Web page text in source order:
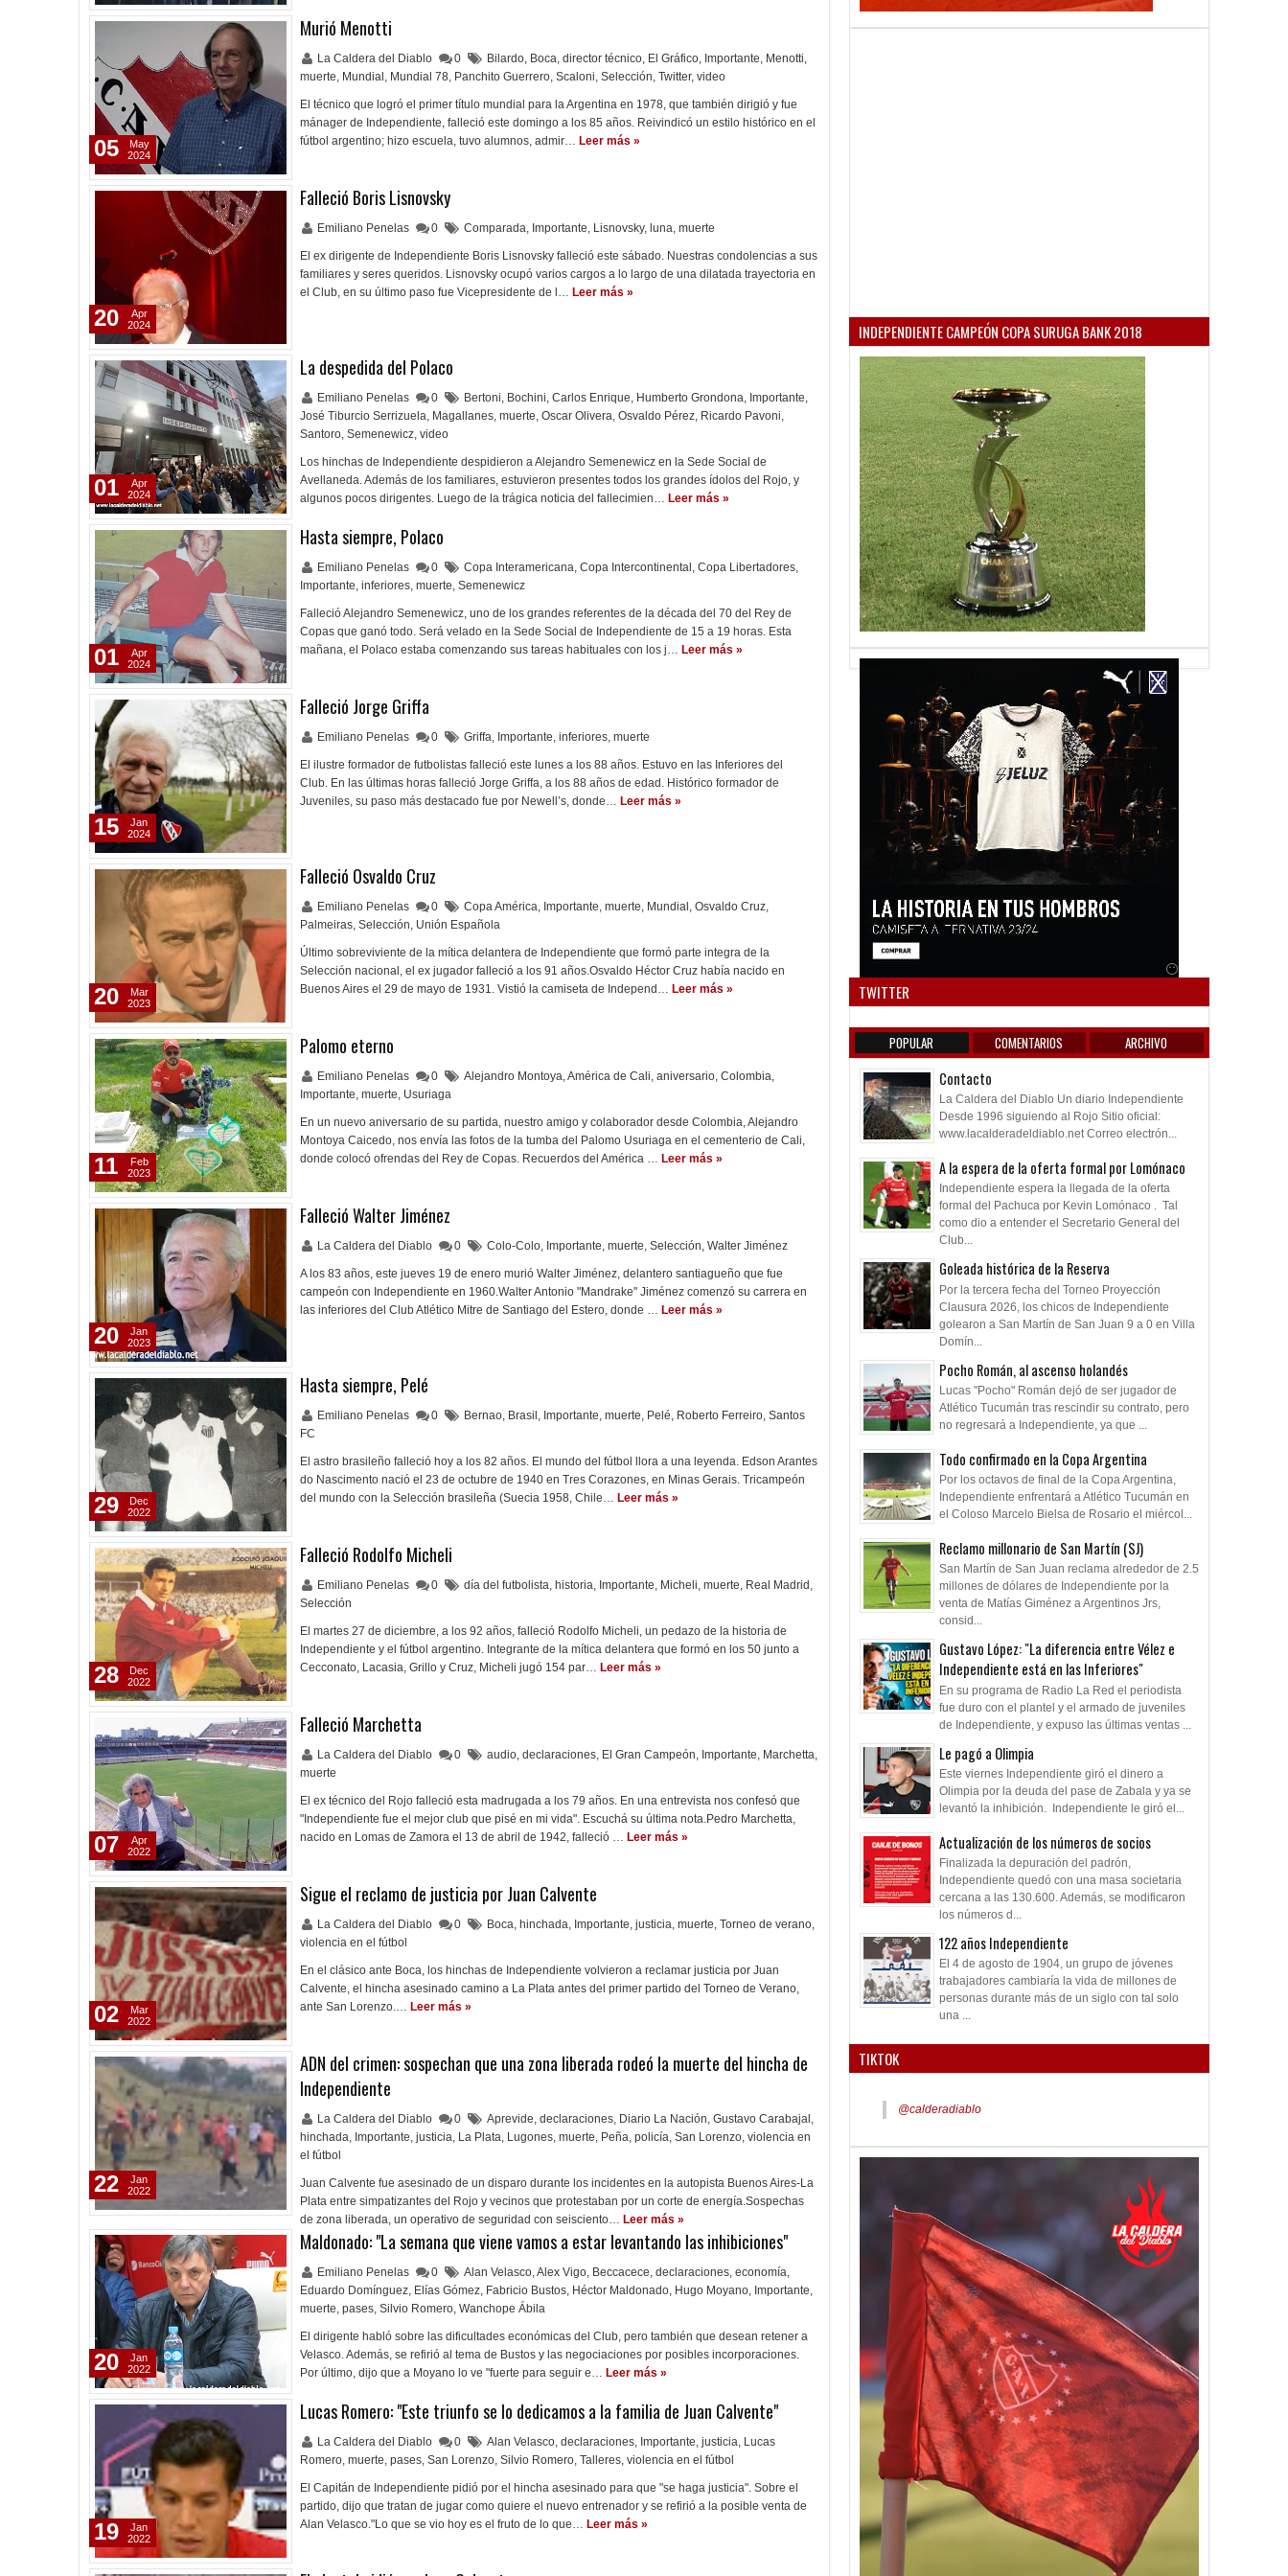
Murió Menotti
La Caldera del Diablo 0 Bilardo, Boca, director técnico, El Gráfico, Importante, Menotti,
muerte, Mundial , Mundial 78, Panchito Guerrero, Scaloni, Selección, Twitter, video
El técnico que logró el primer título mundial para la Argentina en 1978, que también dirigió y fue
mánager de Independiente, falleció este domingo a los 85 años. Reivindicó un estilo histórico en el
fútbol argentino; hizo escuela, tuvo alumnos, admir… Leer más »
05
May
2024
Falleció Boris Lisnovsky
Emiliano Penelas 0 Comparada, Importante, Lisnovsky, luna, muerte
El ex dirigente de Independiente Boris Lisnovsky falleció este sábado. Nuestras condolencias a sus
familiares y seres queridos. Lisnovsky ocupó varios cargos a lo largo de una dilatada trayectoria en
el Club, en su último paso fue Vicepresidente de l… Leer más »
20
Apr
2024
La despedida del Polaco
Emiliano Penelas 0 Bertoni, Bochini, Carlos Enrique, Humberto Grondona, Importante,
José Tiburcio Serrizuela, Magallanes, muerte, Oscar Olivera, Osvaldo Pérez, Ricardo Pavoni,
Santoro, Semenewicz, video
Los hinchas de Independiente despidieron a Alejandro Semenewicz en la Sede Social de
Avellaneda. Además de los familiares, estuvieron presentes todos los grandes ídolos del Rojo, y
algunos pocos dirigentes. Luego de la trágica noticia del fallecimien… Leer más »
01
Apr
2024
Hasta siempre, Polaco
Emiliano Penelas 0 Copa Interamericana, Copa Intercontinental , Copa Libertadores,
Importante, inferiores, muerte, Semenewicz
Falleció Alejandro Semenewicz, uno de los grandes referentes de la década del 70 del Rey de
Copas que ganó todo. Será velado en la Sede Social de Independiente de 15 a 19 horas. Esta
mañana, el Polaco estaba comenzando sus tareas habituales con los j… Leer más »
01
Apr
2024
Falleció Jorge Griffa
Emiliano Penelas 0 Griffa, Importante, inferiores, muerte
El ilustre formador de futbolistas falleció este lunes a los 88 años. Estuvo en las Inferiores del
Club. En las últimas horas falleció Jorge Griffa, a los 88 años de edad. Histórico formador de
Juveniles, su paso más destacado fue por Newell’s, donde… Leer más »
15
Jan
2024
Falleció Osvaldo Cruz
Emiliano Penelas 0 Copa América, Importante, muerte, Mundial , Osvaldo Cruz,
Palmeiras, Selección, Unión Española
Último sobreviviente de la mítica delantera de Independiente que formó parte integra de la
Selección nacional, el ex jugador falleció a los 91 años.Osvaldo Héctor Cruz había nacido en
Buenos Aires el 29 de mayo de 1931. Vistió la camiseta de Independ… Leer más »
20
Mar
2023
Palomo eterno
Emiliano Penelas 0 Alejandro Montoya,América de Cali, aniversario, Colombia,
Importante, muerte, Usuriaga
En un nuevo aniversario de su partida, nuestro amigo y colaborador desde Colombia, Alejandro
Montoya Caicedo, nos envía las fotos de la tumba del Palomo Usuriaga en el cementerio de Cali,
donde colocó ofrendas del Rey de Copas. Recuerdos del América … Leer más »
11
Feb
2023
Falleció Walter Jiménez
La Caldera del Diablo 0 Colo-Colo, Importante, muerte, Selección, Walter Jiménez
A los 83 años, este jueves 19 de enero murió Walter Jiménez, delantero santiagueño que fue
campeón con Independiente en 1960.Walter Antonio "Mandrake" Jiménez comenzó su carrera en
las inferiores del Club Atlético Mitre de Santiago del Estero, donde … Leer más »
20
Jan
2023
Hasta siempre, Pelé
Emiliano Penelas 0 Bernao, Brasil , Importante, muerte, Pelé, Roberto Ferreiro, Santos
FC
El astro brasileño falleció hoy a los 82 años. El mundo del fútbol llora a una leyenda. Edson Arantes
do Nascimento nació el 23 de octubre de 1940 en Tres Corazones, en Minas Gerais. Tricampeón
del mundo con la Selección brasileña (Suecia 1958, Chile… Leer más »
29
Dec
2022
Falleció Rodolfo Micheli
Emiliano Penelas 0 día del futbolista, historia, Importante, Micheli, muerte, Real Madrid ,
Selección
El martes 27 de diciembre, a los 92 años, falleció Rodolfo Micheli, un pedazo de la historia de
Independiente y el fútbol argentino. Integrante de la mítica delantera que formó en los 50 junto a
Cecconato, Lacasia, Grillo y Cruz, Micheli jugó 154 par… Leer más »
28
Dec
2022
Falleció Marchetta
La Caldera del Diablo 0 audio, declaraciones, El Gran Campeón, Importante, Marchetta,
muerte
El ex técnico del Rojo falleció esta madrugada a los 79 años. En una entrevista nos confesó que
"Independiente fue el mejor club que pisé en mi vida". Escuchá su última nota.Pedro Marchetta,
nacido en Lomas de Zamora el 13 de abril de 1942, falleció … Leer más »
07
Apr
2022
Sigue el reclamo de justicia por Juan Calvente
La Caldera del Diablo 0 Boca, hinchada, Importante, justicia, muerte, Torneo de verano,
violencia en el fútbol
En el clásico ante Boca, los hinchas de Independiente volvieron a reclamar justicia por Juan
Calvente, el hincha asesinado camino a La Plata antes del primer partido del Torneo de Verano,
ante San Lorenzo.… Leer más »
02
Mar
2022
ADN del crimen: sospechan que una zona liberada rodeó la muerte del hincha de
Independiente
La Caldera del Diablo 0 Aprevide, declaraciones, Diario La Nación, Gustavo Carabajal ,
hinchada, Importante, justicia, La Plata, Lugones, muerte, Peña, policía, San Lorenzo, violencia en
el fútbol
Juan Calvente fue asesinado de un disparo durante los incidentes en la autopista Buenos Aires-La
Plata entre simpatizantes del Rojo y vecinos que protestaban por un corte de energía.Sospechas
de zona liberada, un operativo de seguridad con seisciento… Leer más »
22
Jan
2022
Maldonado: "La semana que viene vamos a estar levantando las inhibiciones"
Emiliano Penelas 0 Alan Velasco,Alex Vigo, Beccacece, declaraciones, economía,
Eduardo Domínguez, Elías Gómez, Fabricio Bustos, Héctor Maldonado, Hugo Moyano, Importante,
muerte, pases, Silvio Romero, Wanchope Ábila
El dirigente habló sobre las dificultades económicas del Club, pero también que desean retener a
Velasco. Además, se refirió al tema de Bustos y las negociaciones por posibles incorporaciones.
Por último, dijo que a Moyano lo ve "fuerte para seguir e… Leer más »
20
Jan
2022
Lucas Romero: "Este triunfo se lo dedicamos a la familia de Juan Calvente"
La Caldera del Diablo 0 Alan Velasco, declaraciones, Importante, justicia, Lucas
Romero, muerte, pases, San Lorenzo, Silvio Romero, Talleres, violencia en el fútbol
El Capitán de Independiente pidió por el hincha asesinado para que "se haga justicia". Sobre el
partido, dijo que tratan de jugar como quiere el nuevo entrenador y se refirió a la posible venta de
Alan Velasco."Lo que se vio hoy es el fruto de lo que… Leer más »
19
Jan
2022
INDEPENDIENTE CAMPEÓN COPA SURUGA BANK 2018
TWITTER
POPULAR COMENTARIOS ARCHIVO
Contacto
La Caldera del Diablo Un diario Independiente
Desde 1996 siguiendo al Rojo Sitio oficial:
www.lacalderadeldiablo.net Correo electrón...
A la espera de la oferta formal por Lomónaco
Independiente espera la llegada de la oferta
formal del Pachuca por Kevin Lomónaco . Tal
como dio a entender el Secretario General del
Club...
Goleada histórica de la Reserva
Por la tercera fecha del Torneo Proyección
Clausura 2026, los chicos de Independiente
golearon a San Martín de San Juan 9 a 0 en Villa
Domín...
Pocho Román, al ascenso holandés
Lucas "Pocho" Román dejó de ser jugador de
Atlético Tucumán tras rescindir su contrato, pero
no regresará a Independiente, ya que ...
Todo confirmado en la Copa Argentina
Por los octavos de final de la Copa Argentina,
Independiente enfrentará a Atlético Tucumán en
el Coloso Marcelo Bielsa de Rosario el miércol...
Reclamo millonario de San Martín (SJ)
San Martín de San Juan reclama alrededor de 2.5
millones de dólares de Independiente por la
venta de Matías Giménez a Argentinos Jrs,
consid...
Gustavo López: "La diferencia entre Vélez e
Independiente está en las Inferiores"
En su programa de Radio La Red el periodista
fue duro con el plantel y el armado de juveniles
de Independiente, y expuso las últimas ventas ...
Le pagó a Olimpia
Este viernes Independiente giró el dinero a
Olimpia por la deuda del pase de Zabala y ya se
levantó la inhibición. Independiente le giró el...
Actualización de los números de socios
Finalizada la depuración del padrón,
Independiente quedó con una masa societaria
cercana a las 130.600. Además, se modificaron
los números d...
122 años Independiente
El 4 de agosto de 1904, un grupo de jóvenes
trabajadores cambiaría la vida de millones de
personas durante más de un siglo con tal solo
una ...
TIKTOK
@calderadiablo